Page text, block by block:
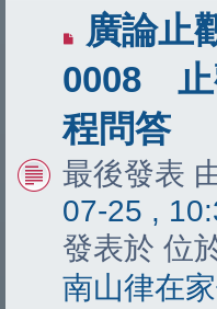
有
新
文
章
廣論止
0008 止
程問答
最後發表
07-25 ,
發表於 位
南山律在